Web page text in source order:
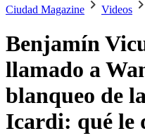
Ciudad Magazine
Videos
Benjamín
llamado a
blanqueo de
Icardi: qué le